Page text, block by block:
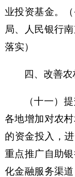
业投资基金。
局、人民银行
落实）
四、改善
（十一）
各地增加对农
的资金投入，
重点推广自助
化金融服务渠